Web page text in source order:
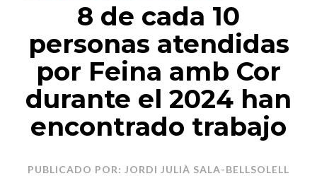
8 de cada 10
personas atendidas
por Feina amb Cor
durante el 2024 han
encontrado trabajo
PUBLICADO POR: JORDI JULIÀ SALA-BELLSOLELL